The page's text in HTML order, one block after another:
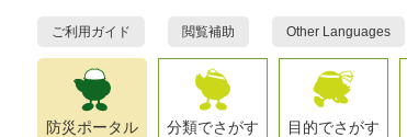
ご利用ガイド 閲覧補助 Other Languages
防災ポータル 分類でさがす 目的でさがす